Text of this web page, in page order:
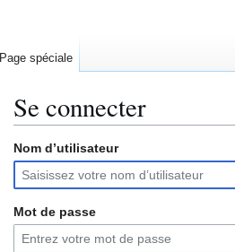
Se connecter
Aller
la
navigation
Aller
la
recherche
Nom d’utilisateur
Mot de passe
Page spéciale